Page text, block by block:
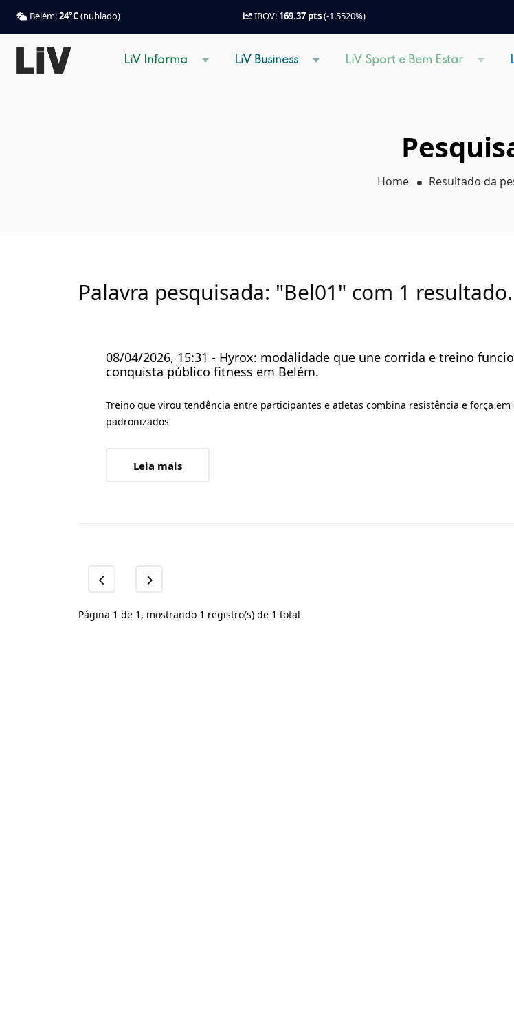
Belém:24°C(nublado) IBOV: 169.37 pts(-1.5520%)
LiV Informa LiV Business LiV Sport e Bem Estar
Home Resultado da
Palavra pesquisada: "Bel01" com 1 resultado.
08/04/2026, 15:31 - Hyrox: modalidade que une corrida e treino
conquista público fitness em Belém.
Treino que virou tendência entre participantes e atletas combina resistência e força em
padronizados
Leia mais
Página 1 de 1, mostrando 1 registro(s) de 1 total